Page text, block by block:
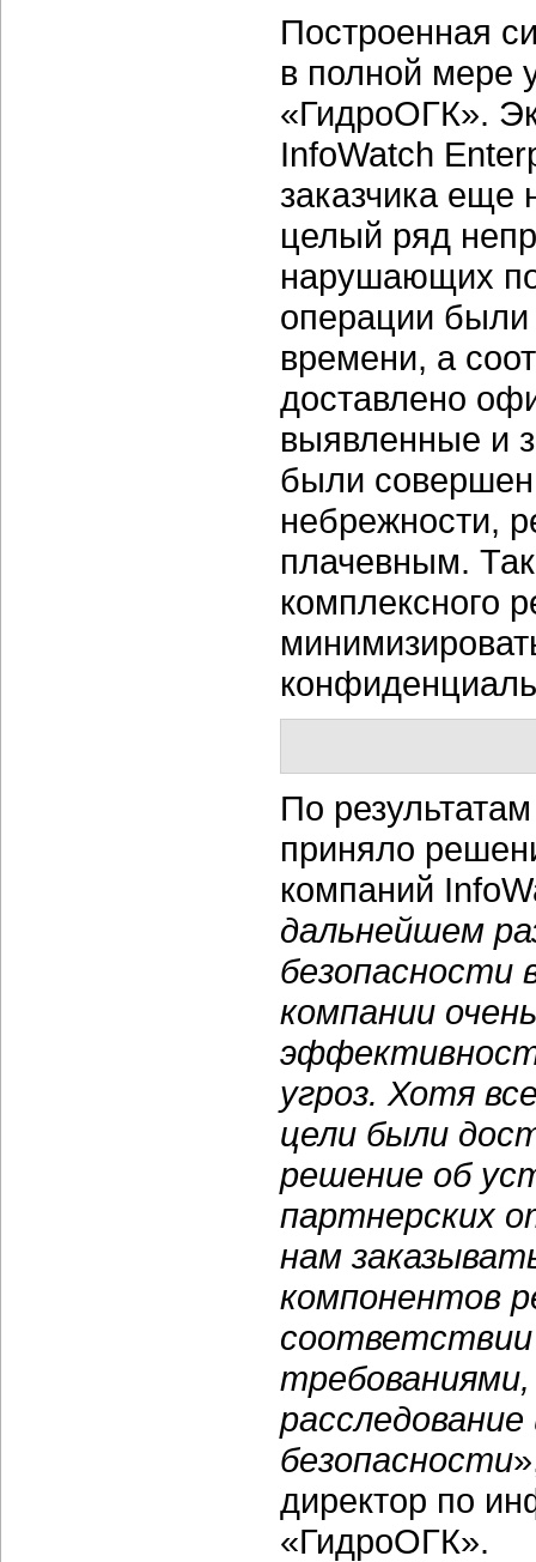
Построенная
в полной мере
«ГидроОГК».
InfoWatch
заказчика еще
целый ряд
нарушающих
операции
времени, а
доставлено
выявленные и
были
небрежности,
плачевным.
комплексного
По
приняло
компаний
дальнейшем
безопасности
компании
угроз. Хотя
цели были
решение об
партнерских
нам
компонентов
соответствии
безопасности
директор по
«ГидроОГК».